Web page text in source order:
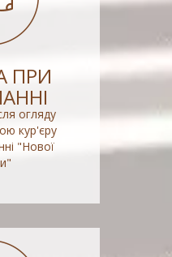
ПРИ
огляду
кур'єру
"Нової